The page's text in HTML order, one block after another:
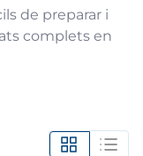
de preparar i
complets en